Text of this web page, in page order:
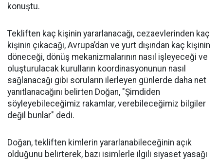
konuştu.
Tekliften kaç kişinin yararlanacağı, cezaevlerinden kaç
kişinin çıkacağı, Avrupa’dan ve yurt dışından kaç kişinin
döneceği, dönüş mekanizmalarının nasıl işleyeceği ve
oluşturulacak kurulların koordinasyonunun nasıl
sağlanacağı gibi soruların ilerleyen günlerde daha net
yanıtlanacağını belirten Doğan, "Şimdiden
söyleyebileceğimiz rakamlar, verebileceğimiz bilgiler
değil bunlar" dedi.
Doğan, tekliften kimlerin yararlanabileceğinin açık
olduğunu belirterek, bazı isimlerle ilgili siyaset yasağı